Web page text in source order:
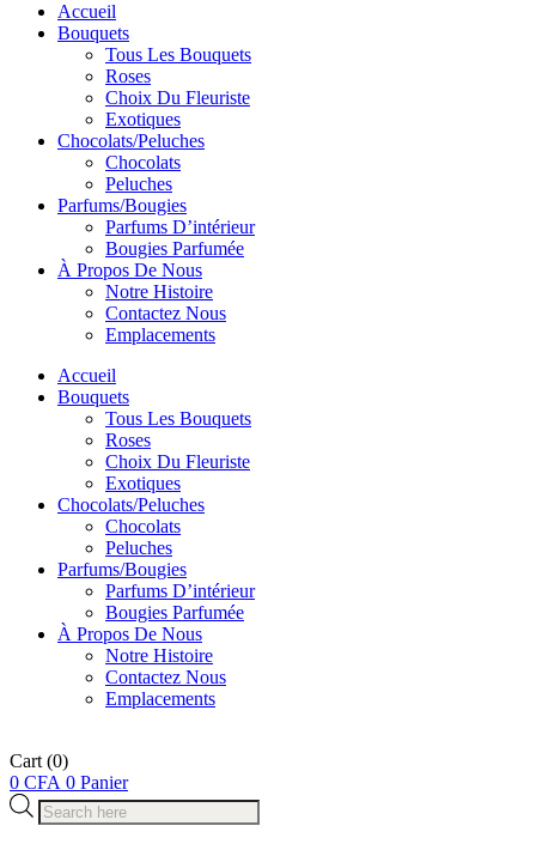
Accueil
Bouquets
Tous Les Bouquets
Roses
Choix Du Fleuriste
Exotiques
Chocolats/Peluches
Chocolats
Peluches
Parfums/Bougies
Parfums D’intérieur
Bougies Parfumée
À Propos De Nous
Notre Histoire
Contactez Nous
Emplacements
Accueil
Bouquets
Tous Les Bouquets
Roses
Choix Du Fleuriste
Exotiques
Chocolats/Peluches
Chocolats
Peluches
Parfums/Bougies
Parfums D’intérieur
Bougies Parfumée
À Propos De Nous
Notre Histoire
Contactez Nous
Emplacements
Cart (0)
0 CFA 0 Panier
Recherche
de